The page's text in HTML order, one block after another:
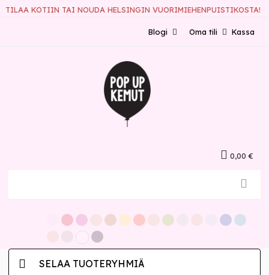
TILAA KOTIIN TAI NOUDA HELSINGIN VUORIMIEHENPUISTIKOSTA!
Kassa
Oma tili
Blogi
0,00 €
SELAA TUOTERYHMIÄ